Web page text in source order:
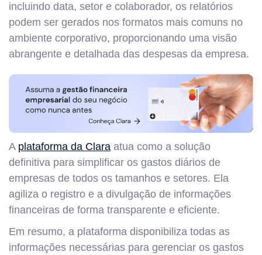
incluindo data, setor e colaborador, os relatórios
podem ser gerados nos formatos mais comuns no
ambiente corporativo, proporcionando uma visão
abrangente e detalhada das despesas da empresa.
A plataforma da Clara atua como a solução
definitiva para simplificar os gastos diários de
empresas de todos os tamanhos e setores. Ela
agiliza o registro e a divulgação de informações
financeiras de forma transparente e eficiente.
Em resumo, a plataforma disponibiliza todas as
informações necessárias para gerenciar os gastos